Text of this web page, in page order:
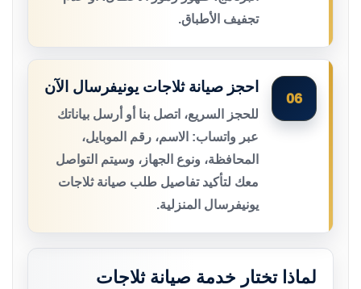
تجفيف الأطباق.
06
احجز صيانة ثلاجات يونيفرسال الآن
للحجز السريع، اتصل بنا أو أرسل بياناتك
عبر واتساب: الاسم، رقم الموبايل،
المحافظة، ونوع الجهاز، وسيتم التواصل
معك لتأكيد تفاصيل طلب صيانة ثلاجات
يونيفرسال المنزلية.
لماذا تختار خدمة صيانة ثلاجات